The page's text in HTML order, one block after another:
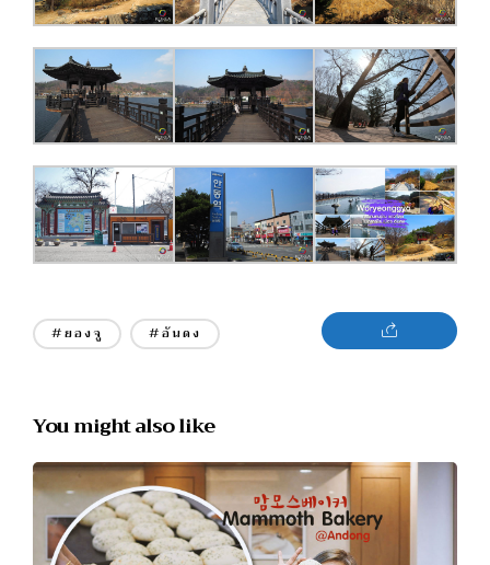
#ยองจู #อันดง
You might also like